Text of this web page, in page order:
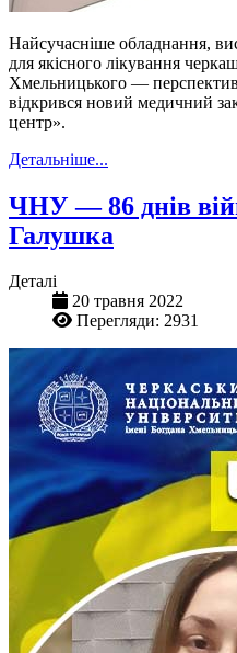
Найсучасніше обладнання,
для якісного лікування
Хмельницького —
відкрився новий медичний
центр».
Детальніше...
ЧНУ — 86 днів
Галушка
Деталі
20 травня 2022
Перегляди: 2931